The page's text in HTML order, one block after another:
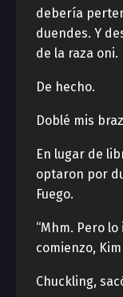
debería
duendes. Y
de la raza oni.
De hecho.
Doblé mis
En lugar de
optaron por
Fuego.
“Mhm. Pero
comienzo, Kim
Chuckling,